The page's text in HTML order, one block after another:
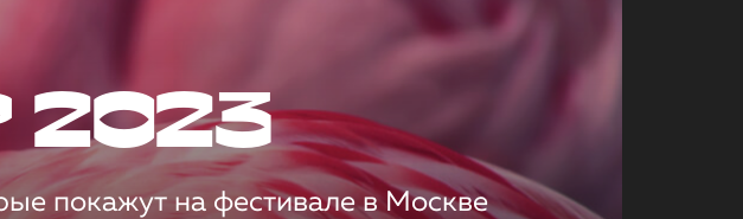
2023
покажут на фестивале в Москве